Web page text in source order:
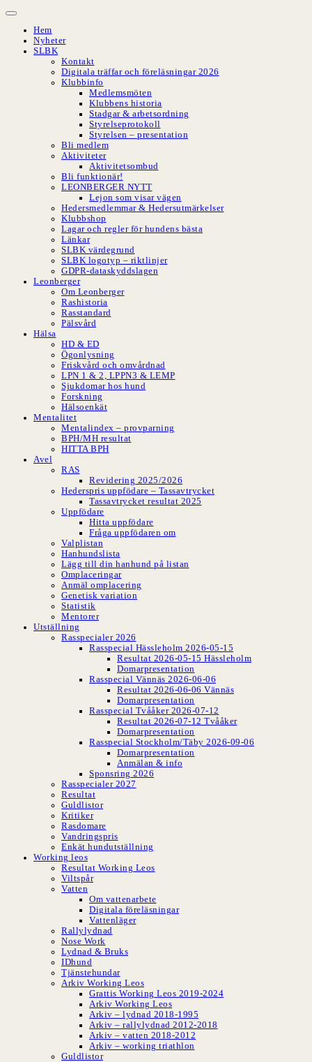
Hoppa
innehåll
Hem
Nyheter
SLBK
Kontakt
Digitala träffar och föreläsningar 2026
Klubbinfo
Medlemsmöten
Klubbens historia
Stadgar & arbetsordning
Styrelseprotokoll
Styrelsen – presentation
Bli medlem
Aktiviteter
Aktivitetsombud
Bli funktionär!
LEONBERGER NYTT
Lejon som visar vägen
Hedersmedlemmar & Hedersutmärkelser
Klubbshop
Lagar och regler för hundens bästa
Länkar
SLBK värdegrund
SLBK logotyp – riktlinjer
GDPR-dataskyddslagen
Leonberger
Om Leonberger
Rashistoria
Rasstandard
Pälsvård
Hälsa
HD & ED
Ögonlysning
Friskvård och omvårdnad
LPN 1 & 2, LPPN3 & LEMP
Sjukdomar hos hund
Forskning
Hälsoenkät
Mentalitet
Mentalindex – provparning
BPH/MH resultat
HITTA BPH
Avel
RAS
Revidering 2025/2026
Hederspris uppfödare – Tassavtrycket
Tassavtrycket resultat 2025
Uppfödare
Hitta uppfödare
Fråga uppfödaren om
Valplistan
Hanhundslista
Lägg till din hanhund på listan
Omplaceringar
Anmäl omplacering
Genetisk variation
Statistik
Mentorer
Utställning
Rasspecialer 2026
Rasspecial Hässleholm 2026-05-15
Resultat 2026-05-15 Hässleholm
Domarpresentation
Rasspecial Vännäs 2026-06-06
Resultat 2026-06-06 Vännäs
Domarpresentation
Rasspecial Tvååker 2026-07-12
Resultat 2026-07-12 Tvååker
Domarpresentation
Rasspecial Stockholm/Täby 2026-09-06
Domarpresentation
Anmälan & info
Sponsring 2026
Rasspecialer 2027
Resultat
Guldlistor
Kritiker
Rasdomare
Vandringspris
Enkät hundutställning
Working leos
Resultat Working Leos
Viltspår
Vatten
Om vattenarbete
Digitala föreläsningar
Vattenläger
Rallylydnad
Nose Work
Lydnad & Bruks
IDhund
Tjänstehundar
Arkiv Working Leos
Grattis Working Leos 2019-2024
Arkiv Working Leos
Arkiv – lydnad 2018-1995
Arkiv – rallylydnad 2012-2018
Arkiv – vatten 2018-2012
Arkiv – working triathlon
Guldlistor